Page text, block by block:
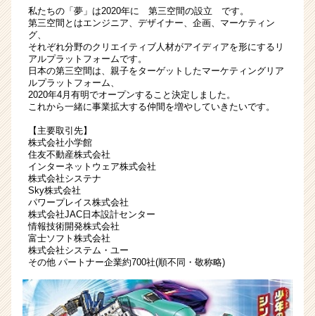
ウ
ト
届
く
活
サ
ア
ャ
リ
ア
私たちの「夢」は2020年に 第三空間の設立 です。
第三空間とはエンジニア、デザイナー、企画、マーケティン
グ、
それぞれ分野のクリエイティブ人材がアイディアを形にするリ
アルプラットフォームです。
日本の第三空間は、親子をターゲットしたマーケティングリア
ルプラットフォーム、
2020年4月有明でオープンすること決定しました。
これから一緒に事業拡大する仲間を増やしていきたいです。
【主要取引先】
株式会社小学館
住友不動産株式会社
インターネットウェア株式会社
株式会社システナ
Sky株式会社
パワープレイス株式会社
株式会社JAC日本設計センター
情報技術開発株式会社
富士ソフト株式会社
株式会社システム・ユー
その他 パートナー企業約700社(順不同・敬称略)